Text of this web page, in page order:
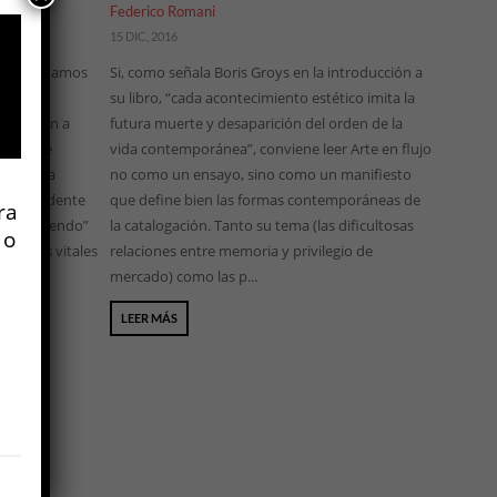
podamos
Y van a
que
ser) la
“siendo”
ciclos vitales
Federico Romani
15 DIC, 2016
Si, como señala Boris Groys en la introducción a
su libro, “cada acontecimiento estético imita la
futura muerte y desaparición del orden de la
vida contemporánea”, conviene leer Arte en flujo
no como un ensayo, sino como un manifiesto
que define bien las formas contemporáneas de
la catalogación. Tanto su tema (las dificultosas
relaciones entre memoria y privilegio de
mercado) como las p...
LEER MÁS